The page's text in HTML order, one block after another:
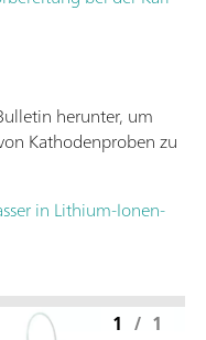
herunter, um
Kathodenproben zu
in Lithium-Ionen-
1 / 1